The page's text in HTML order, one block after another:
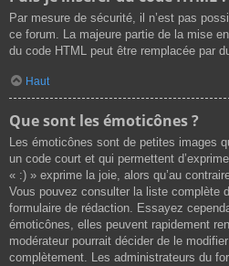
Par mesure de sécurité, il n’est pas
ce forum. La majeure partie de la mise
du code HTML peut être remplacée par
Haut
Que sont les émoticônes ?
Les émoticônes sont de petites images
un code court et qui permettent
« :) » exprime la joie, alors qu’au
Vous pouvez consulter la liste complète
formulaire de rédaction. Essayez
émoticônes, elles peuvent rapidement
modérateur pourrait décider de le
complètement. Les administrateurs du